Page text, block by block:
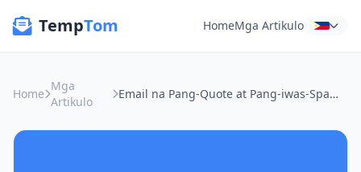
TempTom HomeMga Artikulo
Home
Mga
Artikulo
Email na Pang-Quote at Pang-iwas-Spam: Ang Sikreto sa Digital Minimalism Mo